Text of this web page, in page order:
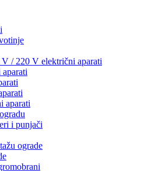
/ 220 V električni aparati
aparati
i punjači
ograde